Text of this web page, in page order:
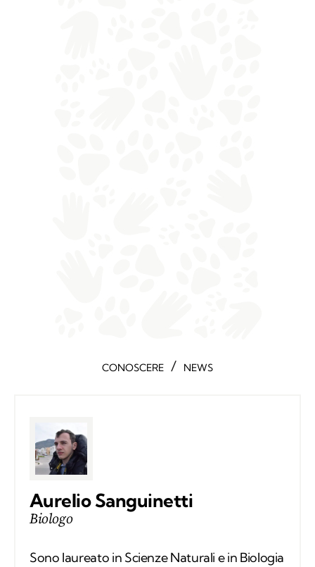
CONOSCERE / NEWS
Aurelio Sanguinetti
Biologo
Sono laureato in Scienze Naturali e in Biologia